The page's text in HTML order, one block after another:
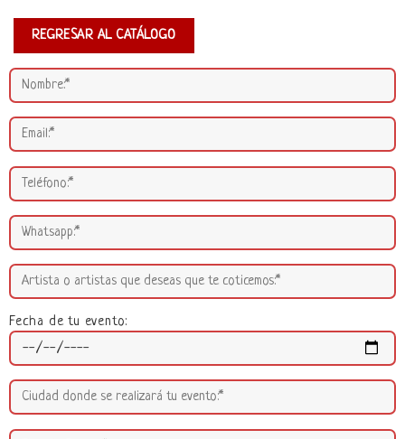
REGRESAR AL CATÁLOGO
Fecha de tu evento: